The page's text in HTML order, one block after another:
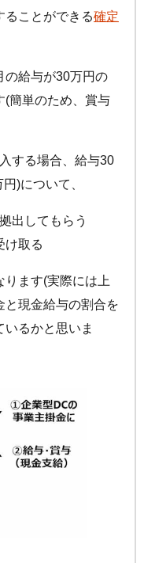
ることができる確定
の給与が30万円の
(簡単のため、賞与
する場合、給与30
)について、
出してもらう
け取る
ります(実際には上
と現金給与の割合を
るかと思いま